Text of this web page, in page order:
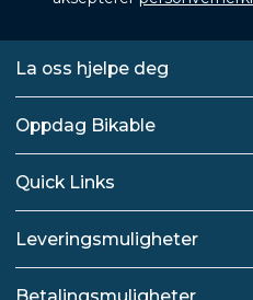
La oss hjelpe deg
Oppdag Bikable
Quick Links
Leveringsmuligheter